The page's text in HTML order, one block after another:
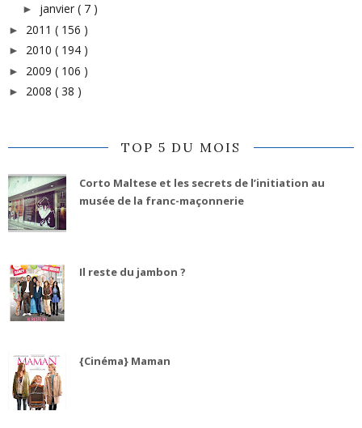
► janvier ( 7 )
► 2011 ( 156 )
► 2010 ( 194 )
► 2009 ( 106 )
► 2008 ( 38 )
TOP 5 DU MOIS
Corto Maltese et les secrets de l’initiation au
musée de la franc-maçonnerie
Il reste du jambon ?
{Cinéma} Maman